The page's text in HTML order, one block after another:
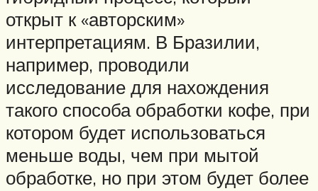
открыт к «авторским»
интерпретациям. В Бразилии,
например, проводили
исследование для нахождения
такого способа обработки кофе, при
котором будет использоваться
меньше воды, чем при мытой
обработке, но при этом будет более